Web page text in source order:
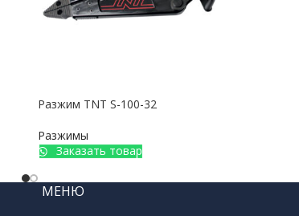
Разжим TNT S-100-32
Разжимы
Заказать товар
МЕНЮ